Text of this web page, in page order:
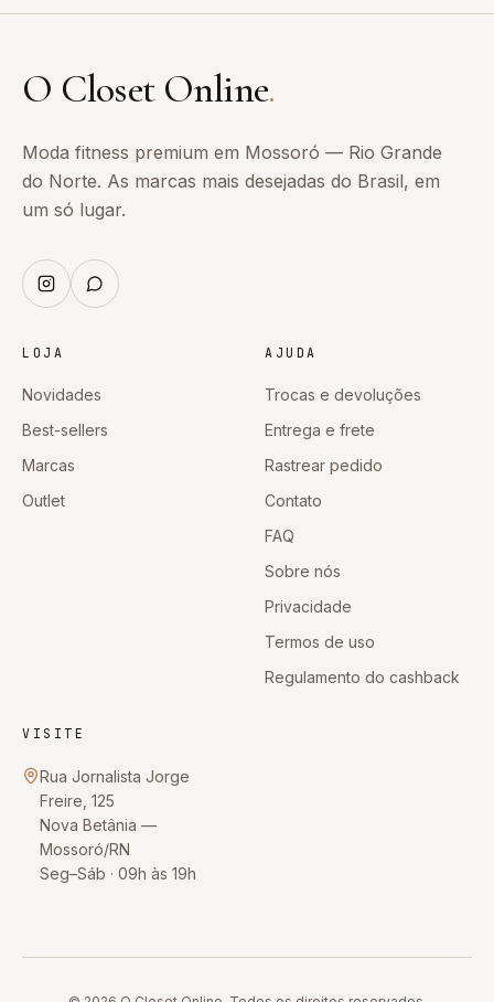
O Closet Online.
Moda fitness premium em Mossoró — Rio Grande
do Norte. As marcas mais desejadas do Brasil, em
um só lugar.
LOJA
Novidades
Best-sellers
Marcas
Outlet
AJUDA
Trocas e devoluções
Entrega e frete
Rastrear pedido
Contato
FAQ
Sobre nós
Privacidade
Termos de uso
Regulamento do cashback
VISITE
Rua Jornalista Jorge
Freire, 125
Nova Betânia —
Mossoró/RN
Seg–Sáb · 09h às 19h